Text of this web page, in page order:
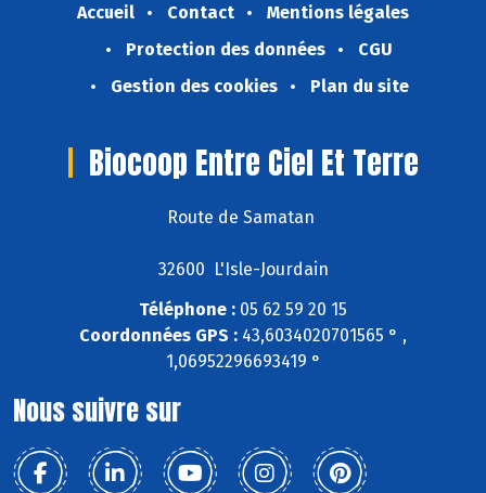
Accueil Contact
Mentions légales
Protection des données
CGU
Gestion des cookies
Plan du site
Biocoop Entre Ciel Et Terre
Route de Samatan
32600 L'Isle-Jourdain
Téléphone : 05 62 59 20 15
Coordonnées GPS : 43,6034020701565 ° ,
1,06952296693419 °
Nous suivre sur